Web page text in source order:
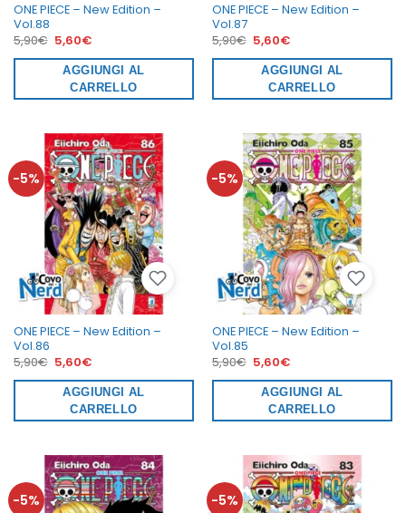
ONE PIECE – New Edition –
Vol.88
5,90€ Il
prezzo
originale
era:
5,90€.
5,60€Il
prezzo
attuale
è:
5,60€.
AGGIUNGI AL
CARRELLO
ONE PIECE – New Edition –
Vol.87
5,90€ Il
prezzo
originale
era:
5,90€.
5,60€Il
prezzo
attuale
è:
5,60€.
AGGIUNGI AL
CARRELLO
-5%
ONE PIECE – New Edition –
Vol.86
5,90€ Il
prezzo
originale
era:
5,90€.
5,60€Il
prezzo
attuale
è:
5,60€.
AGGIUNGI AL
CARRELLO
-5%
ONE PIECE – New Edition –
Vol.85
5,90€ Il
prezzo
originale
era:
5,90€.
5,60€Il
prezzo
attuale
è:
5,60€.
AGGIUNGI AL
CARRELLO
-5% -5%